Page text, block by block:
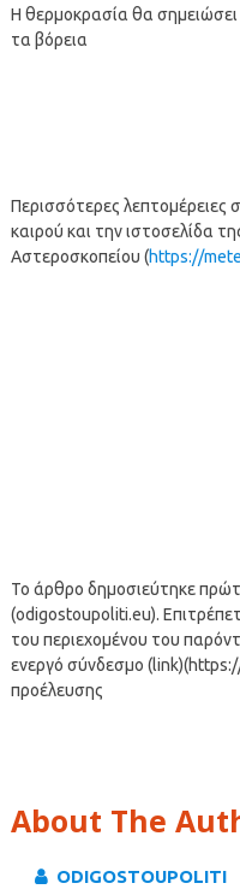
Η θερμοκρασία θα
τα βόρεια
Περισσότερες λεπτομέρειες
καιρού και την ιστοσελίδα
Αστεροσκοπείου (https://
Το άρθρο δημοσιεύτηκε
(odigostoupoliti.eu).
του περιεχομένου του
ενεργό σύνδεσμο
προέλευσης
About The
ODIGOSTOUPOLITI